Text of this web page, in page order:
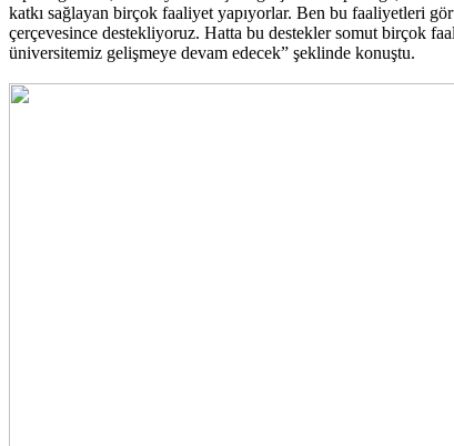
katkı sağlayan birçok faaliyet yapıyorlar. Ben bu faaliyetleri
çerçevesince destekliyoruz. Hatta bu destekler somut birçok
üniversitemiz gelişmeye devam edecek” şeklinde konuştu.